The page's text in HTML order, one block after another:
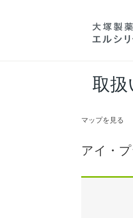
取扱
マップを見る
アイ・